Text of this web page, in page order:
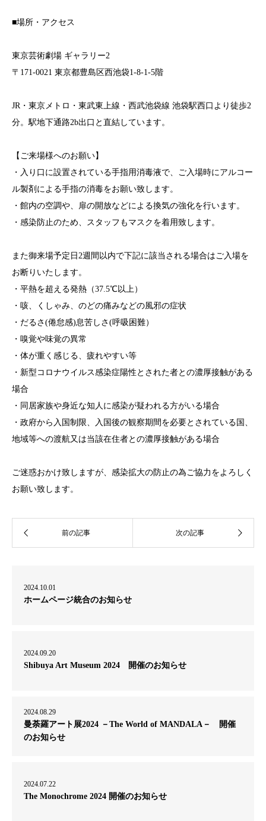
■場所・アクセス
東京芸術劇場 ギャラリー2
〒171-0021 東京都豊島区西池袋1-8-1-5階
JR・東京メトロ・東武東上線・西武池袋線 池袋駅西口より徒歩2
分。駅地下通路2b出口と直結しています。
【ご来場様へのお願い】
・入り口に設置されている手指用消毒液で、ご入場時にアルコー
ル製剤による手指の消毒をお願い致します。
・館内の空調や、扉の開放などによる換気の強化を行います。
・感染防止のため、スタッフもマスクを着用致します。
また御来場予定日2週間以内で下記に該当される場合はご入場を
お断りいたします。
・平熱を超える発熱（37.5℃以上）
・咳、くしゃみ、のどの痛みなどの風邪の症状
・だるさ(倦怠感)息苦しさ(呼吸困難）
・嗅覚や味覚の異常
・体が重く感じる、疲れやすい等
・新型コロナウイルス感染症陽性とされた者との濃厚接触がある
場合
・同居家族や身近な知人に感染が疑われる方がいる場合
・政府から入国制限、入国後の観察期間を必要とされている国、
地域等への渡航又は当該在住者との濃厚接触がある場合
ご迷惑おかけ致しますが、感染拡大の防止の為ご協力をよろしく
お願い致します。
2024.10.01
ホームページ統合のお知らせ
2024.09.20
Shibuya Art Museum 2024 開催のお知らせ
2024.08.29
曼荼羅アート展2024 －The World of MANDALA－ 開催
のお知らせ
2024.07.22
The Monochrome 2024 開催のお知らせ